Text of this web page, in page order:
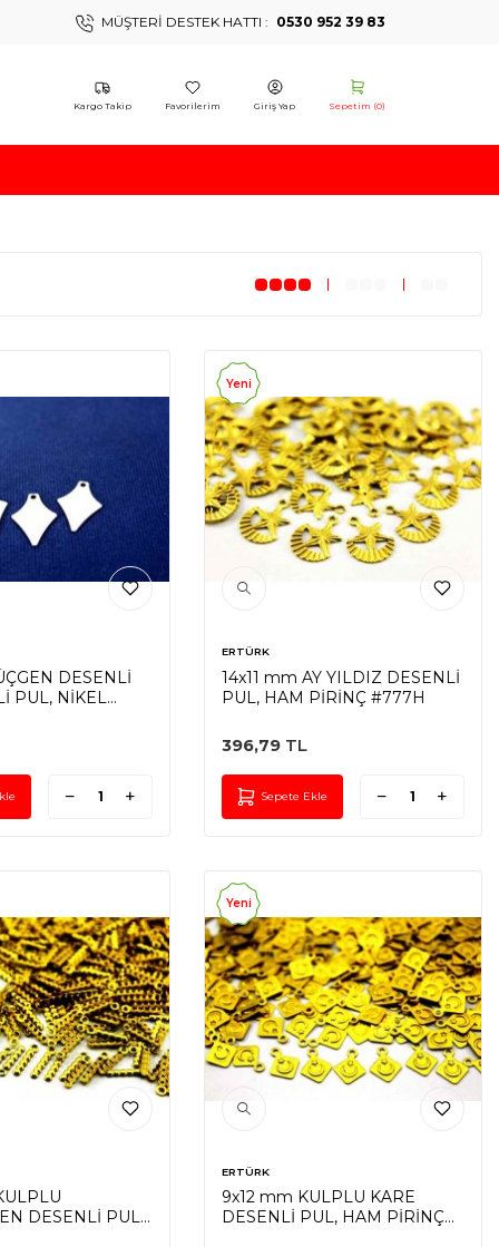
MÜŞTERI DESTEK HATTI : 0530 952 39 83
Kargo Takip Favorilerim Giriş Yap Sepetim (0)
DESENLİ
PUL, NİKEL
Yeni
ERTÜRK
14x11 mm AY YILDIZ DESENLİ
PUL, HAM PİRİNÇ #777H
396,79 TL
Sepete Ekle
DESENLİ PUL,
Yeni
ERTÜRK
9x12 mm KULPLU KARE
DESENLİ PUL, HAM PİRİNÇ